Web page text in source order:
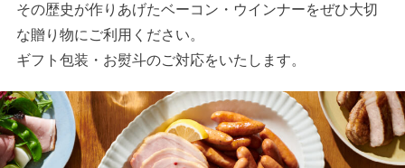
その歴史が作りあげたベーコン・ウインナーをぜひ大切
な贈り物にご利用ください。
ギフト包装・お熨斗のご対応をいたします。